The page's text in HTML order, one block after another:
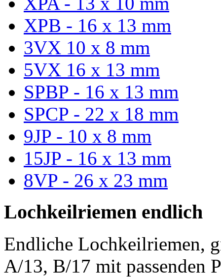
XPB - 16 x 13 mm
3VX 10 x 8 mm
5VX 16 x 13 mm
SPBP - 16 x 13 mm
SPCP - 22 x 18 mm
9JP - 10 x 8 mm
15JP - 16 x 13 mm
8VP - 26 x 23 mm
Lochkeilriemen endlich
Endliche Lochkeilriemen,
A/13, B/17 mit passenden